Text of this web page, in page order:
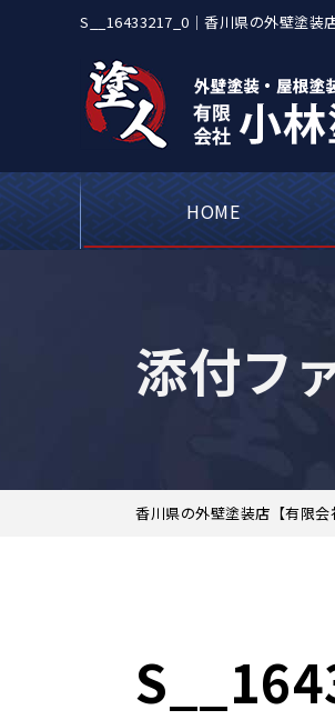
S__16433217_0｜香川県の外壁塗装
HOME
添付フ
香川県の外壁塗装店【有限会